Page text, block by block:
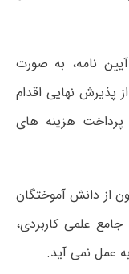
نامه، به صورت
پذیرش نهایی اقدام
پرداخت هزینه های
از دانش آموختگان
جامع علمی کاربردی،
عمل نمی آید.